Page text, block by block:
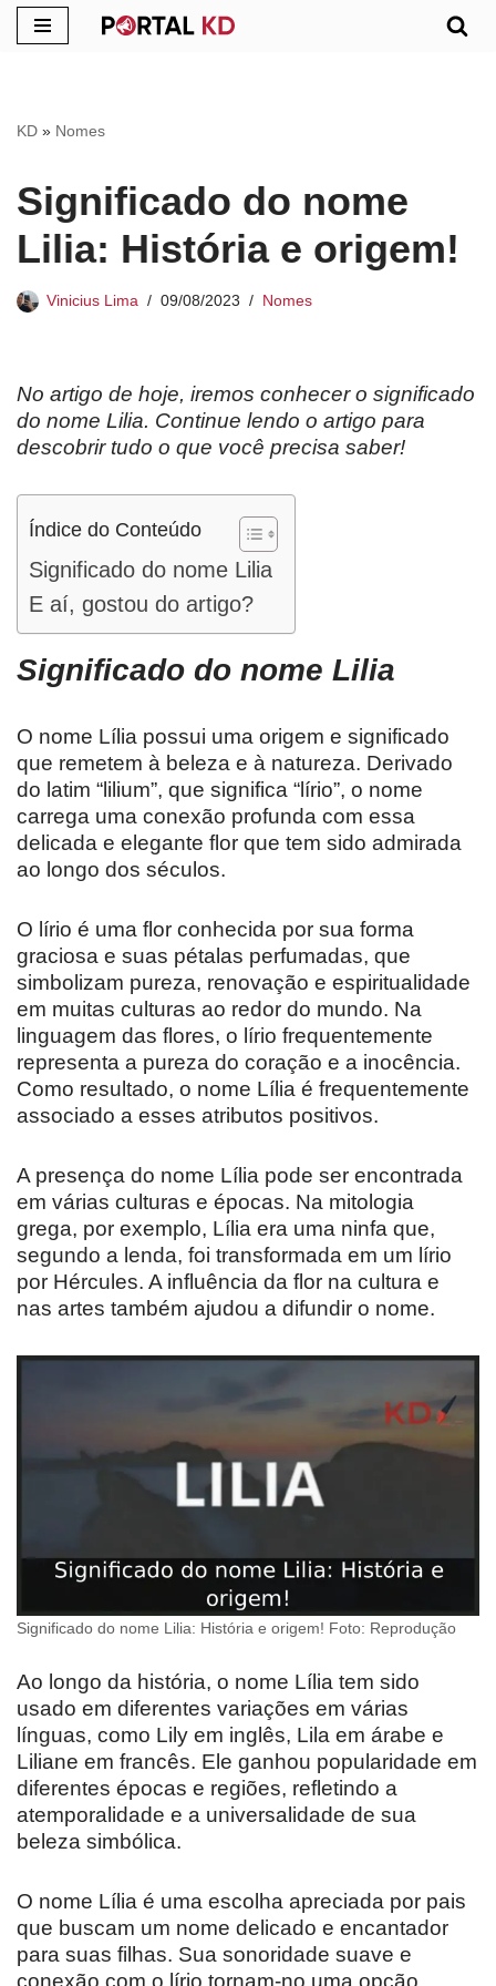
conteúdo
KD » Nomes
Significado do nome
Lilia: História e origem!
Vinicius Lima 09/08/2023 Nomes
No artigo de hoje, iremos conhecer o significado
do nome Lilia. Continue lendo o artigo para
descobrir tudo o que você precisa saber!
Índice do Conteúdo
Significado do nome Lilia
E aí, gostou do artigo?
Significado do nome Lilia
O nome Lília possui uma origem e significado
que remetem à beleza e à natureza. Derivado
do latim “lilium”, que significa “lírio”, o nome
carrega uma conexão profunda com essa
delicada e elegante flor que tem sido admirada
ao longo dos séculos.
O lírio é uma flor conhecida por sua forma
graciosa e suas pétalas perfumadas, que
simbolizam pureza, renovação e espiritualidade
em muitas culturas ao redor do mundo. Na
linguagem das flores, o lírio frequentemente
representa a pureza do coração e a inocência.
Como resultado, o nome Lília é frequentemente
associado a esses atributos positivos.
A presença do nome Lília pode ser encontrada
em várias culturas e épocas. Na mitologia
grega, por exemplo, Lília era uma ninfa que,
segundo a lenda, foi transformada em um lírio
por Hércules. A influência da flor na cultura e
nas artes também ajudou a difundir o nome.
Significado do nome Lilia: História e origem! Foto: Reprodução
Ao longo da história, o nome Lília tem sido
usado em diferentes variações em várias
línguas, como Lily em inglês, Lila em árabe e
Liliane em francês. Ele ganhou popularidade em
diferentes épocas e regiões, refletindo a
atemporalidade e a universalidade de sua
beleza simbólica.
O nome Lília é uma escolha apreciada por pais
que buscam um nome delicado e encantador
para suas filhas. Sua sonoridade suave e
conexão com o lírio tornam-no uma opção